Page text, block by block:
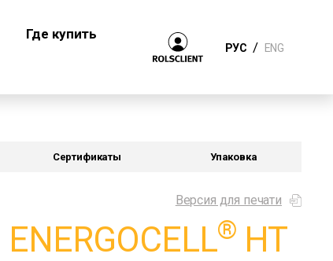
Где купить
РУС / ENG
Сертификаты Упаковка
Версия для печати
® HT